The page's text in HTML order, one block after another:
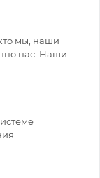
мы, наши
нас. Наши